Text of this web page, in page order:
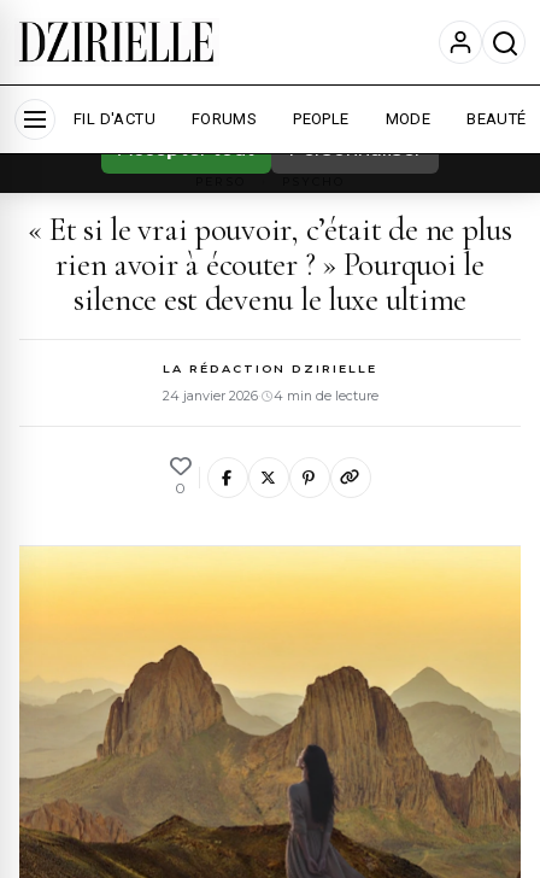
Nous utilisons des cookies pour améliorer
votre expérience et mesurer l'audience. En
Accepter tout Personnaliser
FIL D'ACTU FORUMS PEOPLE MODE BEAUTÉ
« Et si le vrai pouvoir, c’était de ne plus
rien avoir à écouter ? » Pourquoi le
silence est devenu le luxe ultime
LA RÉDACTION DZIRIELLE
24 janvier 2026· 4 min de lecture
0